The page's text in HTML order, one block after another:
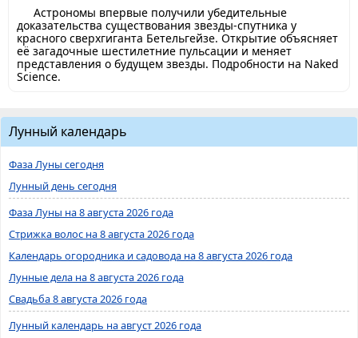
Астрономы впервые получили убедительные
доказательства существования звезды-спутника у
красного сверхгиганта Бетельгейзе. Открытие объясняет
её загадочные шестилетние пульсации и меняет
представления о будущем звезды. Подробности на Naked
Science.
Лунный календарь
Фаза Луны сегодня
Лунный день сегодня
Фаза Луны на 8 августа 2026 года
Стрижка волос на 8 августа 2026 года
Календарь огородника и садовода на 8 августа 2026 года
Лунные дела на 8 августа 2026 года
Свадьба 8 августа 2026 года
Лунный календарь на август 2026 года